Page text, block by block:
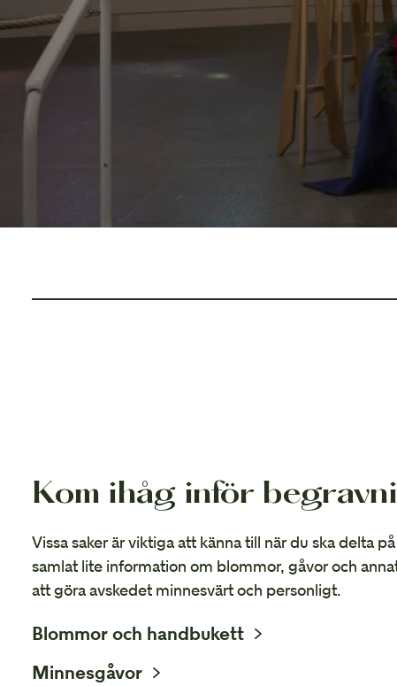
Kom ihåg inför
Vissa saker är viktiga att känna till när du ska delta
samlat lite information om blommor, gåvor och
att göra avskedet minnesvärt och personligt.
Blommor och handbukett
Minnesgåvor